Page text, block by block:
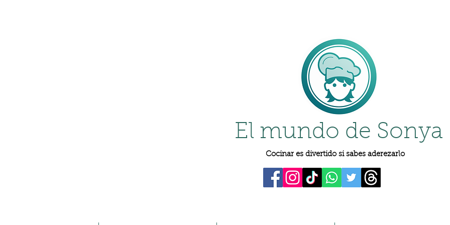
El mundo de Sonya
Cocinar es divertido si sabes aderezarlo